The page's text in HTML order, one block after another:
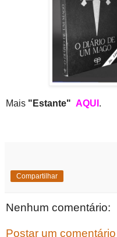
Mais "Estante" AQUI .
Compartilhar
Nenhum comentário:
Postar um comentário